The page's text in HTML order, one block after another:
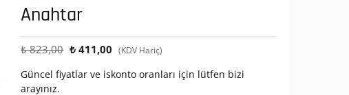
Anahtar
₺823,00 Orijinal
₺ 823,00.
₺ 411,00 Şu
fiyat:
(KDV Hariç)
Güncel fiyatlar ve iskonto oranları için lütfen bizi
arayınız.